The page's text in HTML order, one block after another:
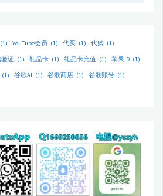
(1) YouTube会员 (1) 代买 (1) 代购 (1)
证 (1) 礼品卡 (1) 礼品卡充值 (1) 苹果ID (1)
(1) 谷歌AI (1) 谷歌商店 (1) 谷歌账号 (1)